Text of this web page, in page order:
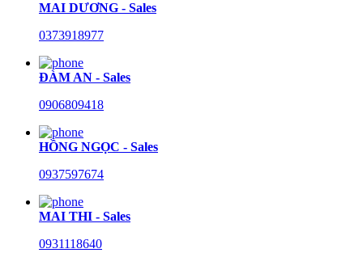
MAI DƯƠNG - Sales
0373918977
ĐÀM AN - Sales
0906809418
HỒNG NGỌC - Sales
0937597674
MAI THI - Sales
0931118640